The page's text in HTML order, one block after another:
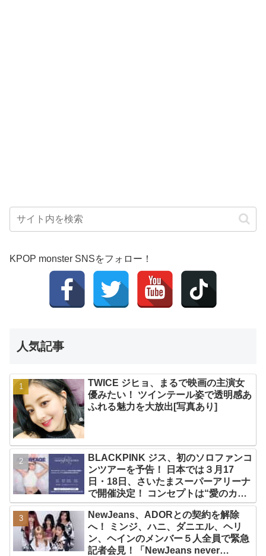
KPOP monster SNSをフォロー！
人気記事
TWICE ジヒョ、まるで映画の主演女
優みたい！ ツインテール姿で透明感あ
ふれる魅力を大放出[写真あり]
BLACKPINK ジス、初のソロファンコ
ンツアーを予告！ 日本では３月17
日・18日、さいたまスーパーアリーナ
で開催決定！ コンセプトは“愛のカケ
ラ”！？ 14日には新アルバム
『AMORTAGE』もリリース
NewJeans、ADORとの契約を解除
へ！ ミンジ、ハニ、ダニエル、ヘリ
ン、ヘインのメンバー５人全員で緊急
記者会見！「NewJeans never